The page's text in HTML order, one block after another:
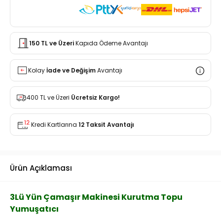
150 TL ve ÜzeriKapıda Ödeme Avantajı
Kolayİade ve DeğişimAvantajı
400 TL ve Üzeri Ücretsiz Kargo!
Kredi Kartlarına 12 Taksit Avantajı
Ürün Açıklaması
3Lü Yün Çamaşır Makinesi Kurutma Topu
Yumuşatıcı